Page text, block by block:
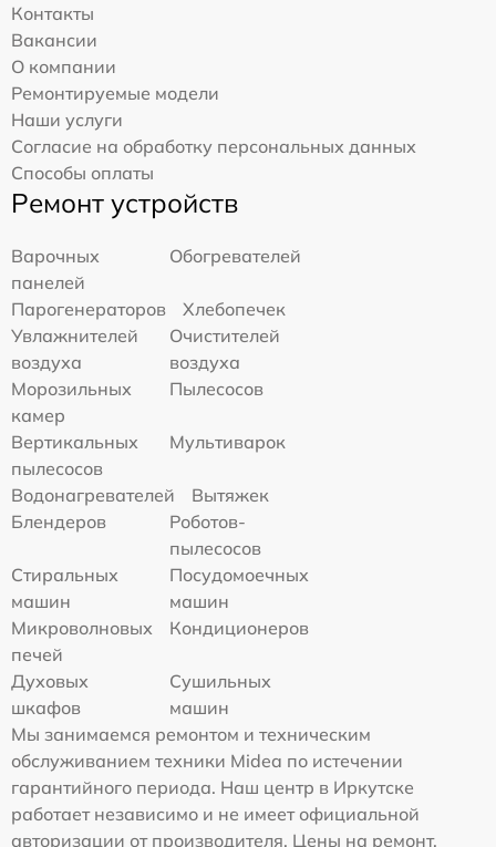
Контакты
Вакансии
О компании
Ремонтируемые модели
Наши услуги
Согласие на обработку персональных данных
Способы оплаты
Ремонт устройств
Варочных
панелей
Обогревателей
Парогенераторов
Хлебопечек
Увлажнителей
воздуха
Очистителей
воздуха
Морозильных
камер
Пылесосов
Вертикальных
пылесосов
Мультиварок
Водонагревателей
Вытяжек
Блендеров
Роботов-
пылесосов
Стиральных
машин
Посудомоечных
машин
Микроволновых
печей
Кондиционеров
Духовых
шкафов
Сушильных
машин
Мы занимаемся ремонтом и техническим
обслуживанием техники Midea по истечении
гарантийного периода. Наш центр в Иркутске
работает независимо и не имеет официальной
авторизации от производителя. Цены на ремонт,